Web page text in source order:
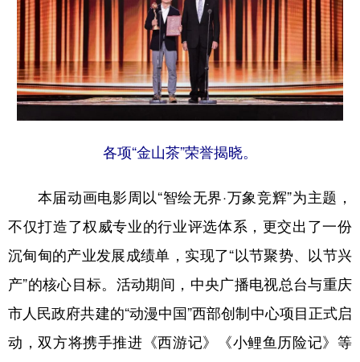
各项“金山茶”荣誉揭晓。
本届动画电影周以“智绘无界·万象竞辉”为主题，
不仅打造了权威专业的行业评选体系，更交出了一份
沉甸甸的产业发展成绩单，实现了“以节聚势、以节兴
产”的核心目标。活动期间，中央广播电视总台与重庆
市人民政府共建的“动漫中国”西部创制中心项目正式启
动，双方将携手推进《西游记》《小鲤鱼历险记》等